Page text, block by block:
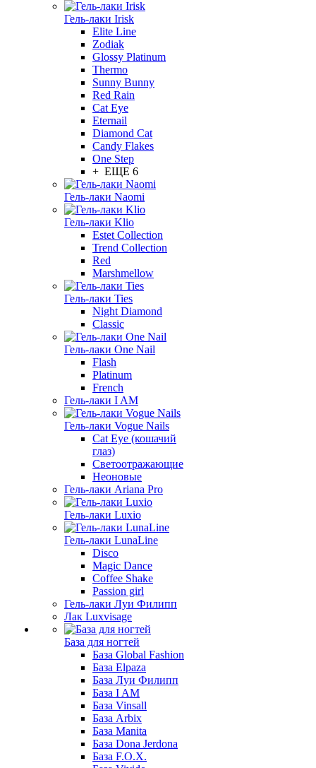
Гель-лаки Irisk
Elite Line
Zodiak
Glossy Platinum
Thermo
Sunny Bunny
Red Rain
Cat Eye
Eternail
Diamond Cat
Candy Flakes
One Step
+ ЕЩЕ 6
Гель-лаки Naomi
Гель-лаки Klio
Estet Collection
Trend Collection
Red
Marshmellow
Гель-лаки Ties
Night Diamond
Classic
Гель-лаки One Nail
Flash
Platinum
French
Гель-лаки I AM
Гель-лаки Vogue Nails
Cat Eye (кошачий
глаз)
Светоотражающие
Неоновые
Гель-лаки Ariana Pro
Гель-лаки Luxio
Гель-лаки LunaLine
Disco
Magic Dance
Coffee Shake
Passion girl
Гель-лаки Луи Филипп
Лак Luxvisage
База для ногтей
База Global Fashion
База Elpaza
База Луи Филипп
База I AM
База Vinsall
База Arbix
База Manita
База Dona Jerdona
База F.O.X.